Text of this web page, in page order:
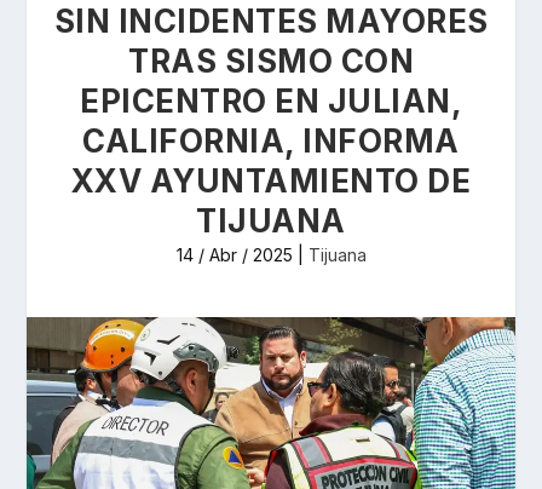
SIN INCIDENTES MAYORES
TRAS SISMO CON
EPICENTRO EN JULIAN,
CALIFORNIA, INFORMA
XXV AYUNTAMIENTO DE
TIJUANA
14 / Abr / 2025 Tijuana